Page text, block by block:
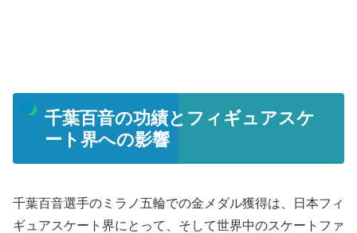
千葉百音の功績とフィギュアスケ
ート界への影響
千葉百音選手のミラノ五輪での金メダル獲得は、日本フィ
ギュアスケート界にとって、そして世界中のスケートファ